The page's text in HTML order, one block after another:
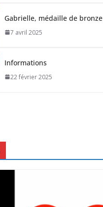
Gabrielle, médaille de bronze
7 avril 2025
Informations
22 février 2025